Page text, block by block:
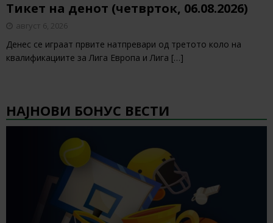
Тикет на денот (четврток, 06.08.2026)
август 6, 2026
Денес се играат првите натпревари од третото коло на
квалификациите за Лига Европа и Лига […]
НАЈНОВИ БОНУС ВЕСТИ